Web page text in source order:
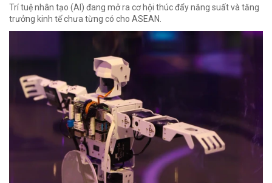
Trí tuệ nhân tạo (AI) đang mở ra cơ hội thúc đẩy năng suất và tăng
trưởng kinh tế chưa từng có cho ASEAN.